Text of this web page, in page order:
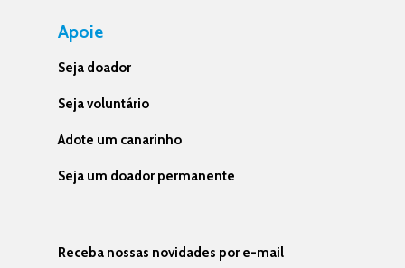
Apoie
Seja doador
Seja voluntário
Adote um canarinho
Seja um doador permanente
Receba nossas novidades por e-mail